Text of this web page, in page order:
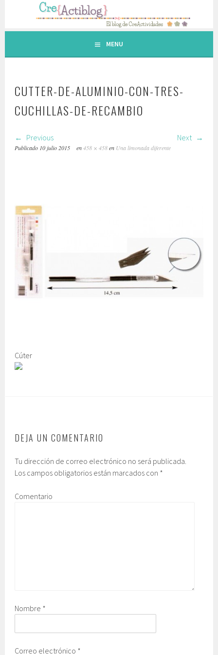
contenido.
MENU
CUTTER-DE-ALUMINIO-CON-TRES-
CUCHILLAS-DE-RECAMBIO
Previous Next
Publicado 10 julio 2015 en458 × 458en Una limonada diferente
Cúter
DEJA UN COMENTARIO
Tu dirección de correo electrónico no será publicada.
Los campos obligatorios están marcados con *
Comentario
Nombre *
Correo electrónico *